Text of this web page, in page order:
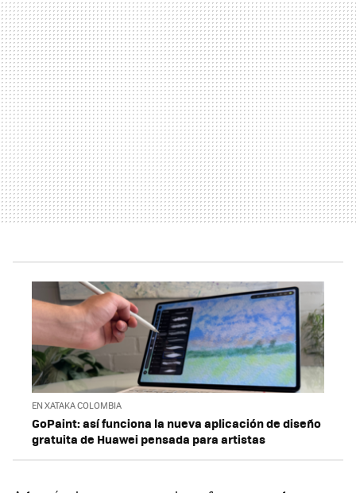
EN XATAKA COLOMBIA
GoPaint: así funciona la nueva aplicación de diseño
gratuita de Huawei pensada para artistas